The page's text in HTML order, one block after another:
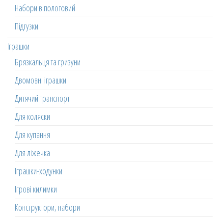
Набори в пологовий
Підгузки
Іграшки
Брязкальця та гризуни
Двомовні іграшки
Дитячий транспорт
Для коляски
Для купання
Для ліжечка
Іграшки-ходунки
Ігрові килимки
Конструктори, набори